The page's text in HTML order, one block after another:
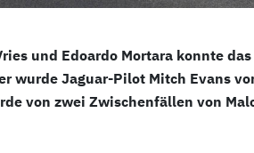
und Edoardo Mortara konnte
wurde Jaguar-Pilot Mitch Evans
von zwei Zwischenfällen von